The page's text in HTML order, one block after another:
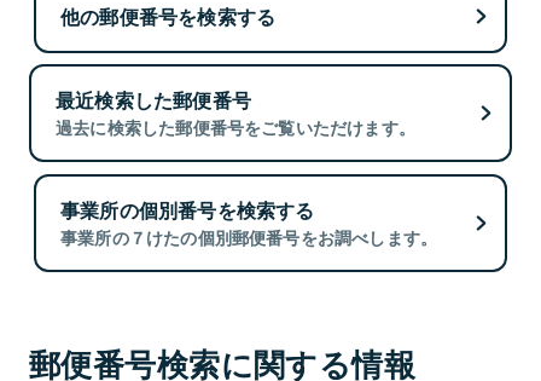
他の郵便番号を検索する
最近検索した郵便番号
過去に検索した郵便番号をご覧いただけます。
事業所の個別番号を検索する
事業所の７けたの個別郵便番号をお調べします。
郵便番号検索に関する情報